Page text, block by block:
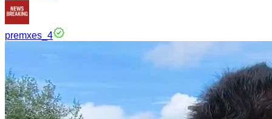
premxes_4